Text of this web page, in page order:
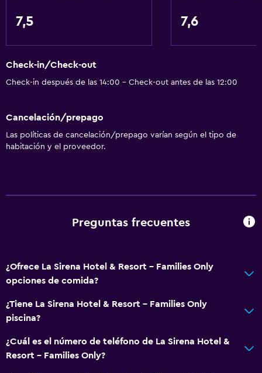
7,5 7,6
Check-in/Check-out
Check-in después de las 14:00 - Check-out antes de las 12:00
Cancelación/prepago
Las políticas de cancelación/prepago varían según el tipo de
habitación y el proveedor.
Preguntas frecuentes
¿Ofrece La Sirena Hotel & Resort - Families Only
opciones de comida?
¿Tiene La Sirena Hotel & Resort - Families Only
piscina?
¿Cuál es el número de teléfono de La Sirena Hotel &
Resort - Families Only?